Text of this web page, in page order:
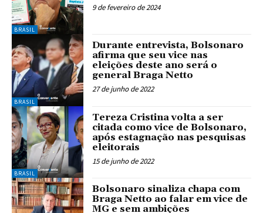
BRASIL
9 de fevereiro de 2024
BRASIL
Durante entrevista, Bolsonaro
afirma que seu vice nas
eleições deste ano será o
general Braga Netto
27 de junho de 2022
BRASIL
Tereza Cristina volta a ser
citada como vice de Bolsonaro,
após estagnação nas pesquisas
eleitorais
15 de junho de 2022
Bolsonaro sinaliza chapa com
Braga Netto ao falar em vice de
MG e sem ambições